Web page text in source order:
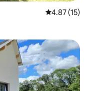
Calificación
4.87 (15)